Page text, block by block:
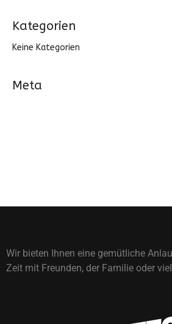
Kategorien
Keine Kategorien
Meta
Wir bieten Ihnen eine gemütliche
Zeit mit Freunden, der Familie oder